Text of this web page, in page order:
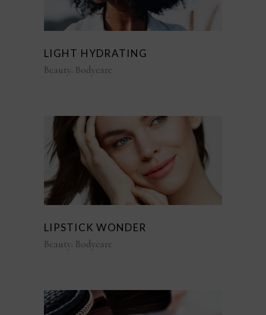
LIGHT HYDRATING
Beauty Bodycare
LIPSTICK WONDER
Beauty Bodycare